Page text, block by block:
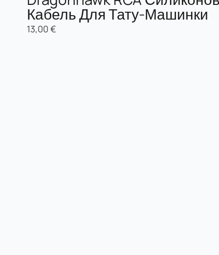
Кабель Для Тату-Машинки
13,00 €